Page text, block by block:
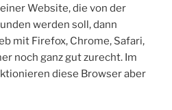
Website, die von der
werden soll, dann
mit Firefox, Chrome, Safari,
noch ganz gut zurecht. Im
diese Browser aber